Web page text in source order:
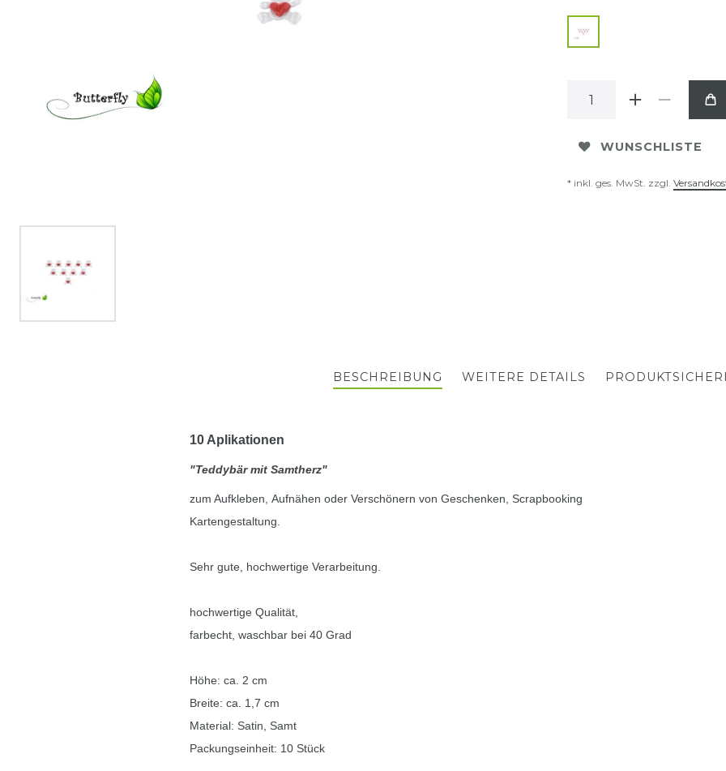
WUNSCHLISTE
* inkl. ges. MwSt. zzgl.
BESCHREIBUNG WEITERE DETAILS
10 Aplikationen
"Teddybär mit Samtherz"
zum Aufkleben, Aufnähen oder Verschönern von Geschenken, Scrapbooking
Kartengestaltung.
Sehr gute, hochwertige Verarbeitung.
hochwertige Qualität,
farbecht, waschbar bei 40 Grad
Höhe: ca. 2 cm
Breite: ca. 1,7 cm
Material: Satin, Samt
Packungseinheit: 10 Stück